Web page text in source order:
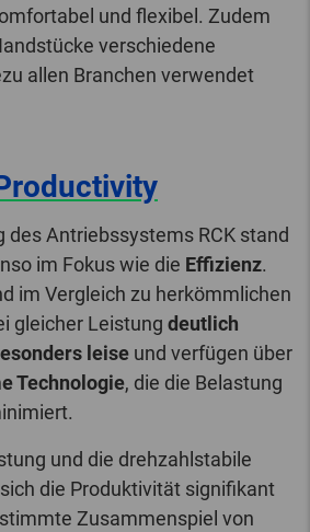
und flexibel. Zudem
verschiedene
allen Branchen verwendet
des Antriebssystems RCK stand
im Fokus wie die Effizienz.
im Vergleich zu herkömmlichen
gleicher Leistung deutlich
leise und verfügen über
Technologie, die die Belastung
und die drehzahlstabile
die Produktivität signifikant
Zusammenspiel von